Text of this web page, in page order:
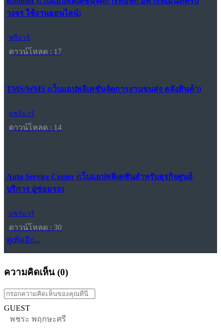
วงจร ใช้งานออนไลน์)
ฟรีแวร์
ดาวน์โหลด : 17
TMS/WMS (เว็บแอปพลิเคชันจัดการงานขนส่ง คลังสินค้า)
แชร์แวร์
ดาวน์โหลด : 14
Auto Service Center (เว็บแอปพลิเคชันสำหรับธุรกิจศูนย์
บริการ อู่ซ่อมรถ)
แชร์แวร์
ดาวน์โหลด : 30
ดูเพิ่มอีก...
ความคิดเห็น (0)
GUEST
พชระ พฤกษะศรี